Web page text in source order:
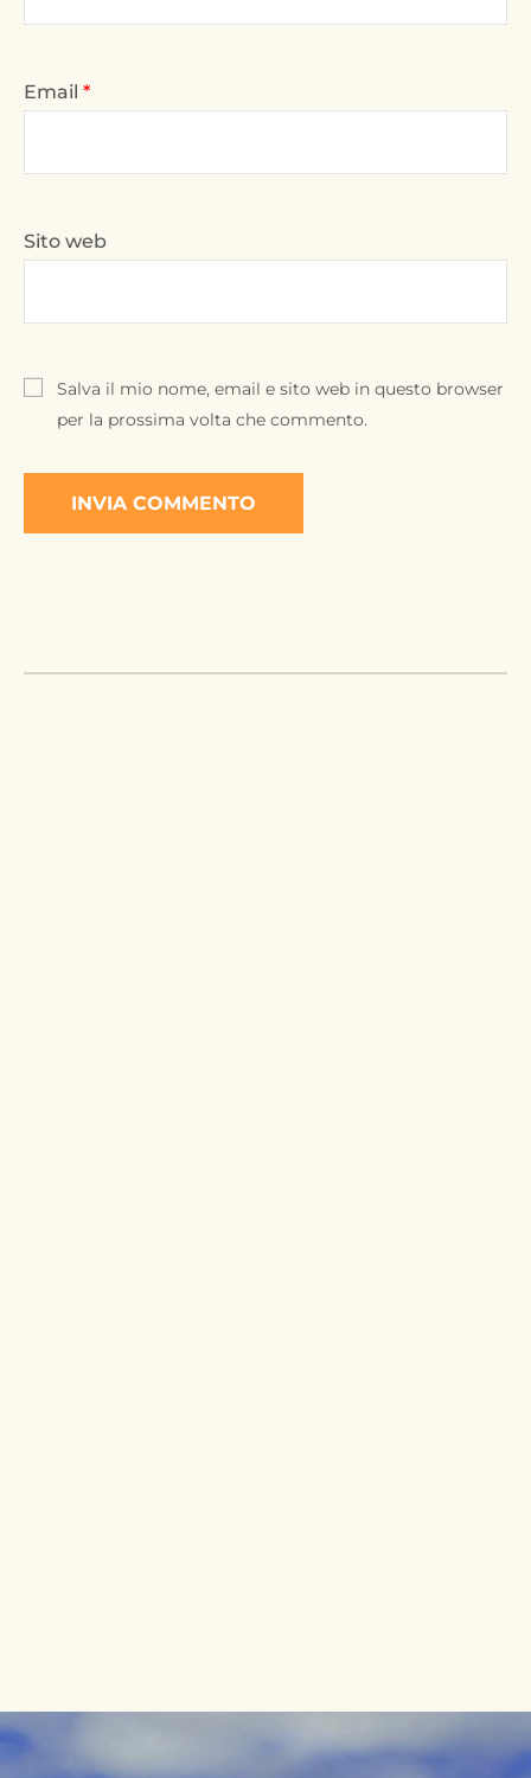
Email *
Sito web
Salva il mio nome, email e sito web in questo browser
per la prossima volta che commento.